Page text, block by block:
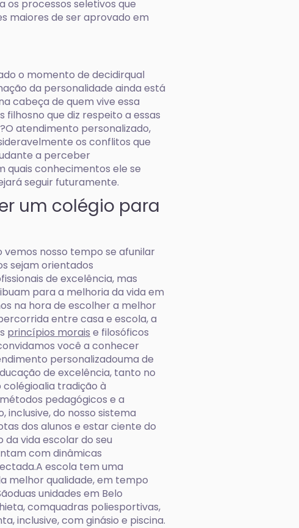
processos seletivos que
maiores de ser aprovado em
o momento de decidirqual
da personalidade ainda está
cabeça de quem vive essa
que diz respeito a essas
atendimento personalizado,
os conflitos que
a perceber
quais conhecimentos ele se
seguir futuramente.
um colégio para
nosso tempo se afunilar
sejam orientados
de excelência, mas
para a melhoria da vida em
na hora de escolher a melhor
entre casa e escola, a
princípios morais e filosóficos
você a conhecer
personalizadouma de
de excelência, tanto no
tradição à
pedagógicos e a
inclusive, do nosso sistema
dos alunos e estar ciente do
vida escolar do seu
com dinâmicas
escola tem uma
melhor qualidade, em tempo
unidades em Belo
comquadras poliesportivas,
inclusive, com ginásio e piscina.